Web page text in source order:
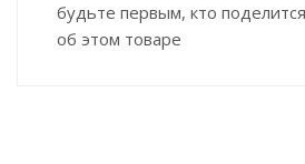
будьте первым, кто
об этом товаре